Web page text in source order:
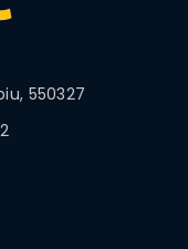
550327